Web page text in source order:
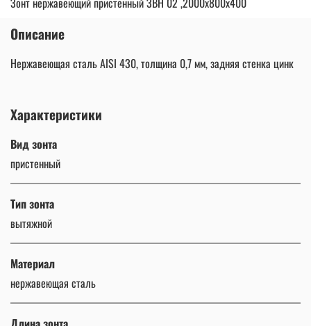
Описание
Нержавеющая сталь AISI 430, толщина 0,7 мм, задняя стенка цинк
Характеристики
Вид зонта
пристенный
Тип зонта
вытяжной
Материал
нержавеющая сталь